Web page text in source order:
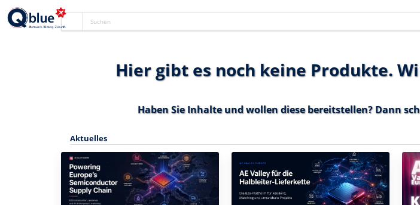
Hier gibt es noch keine Produkte.
Haben Sie Inhalte und wollen diese bereitstellen? Dann
Aktuelles